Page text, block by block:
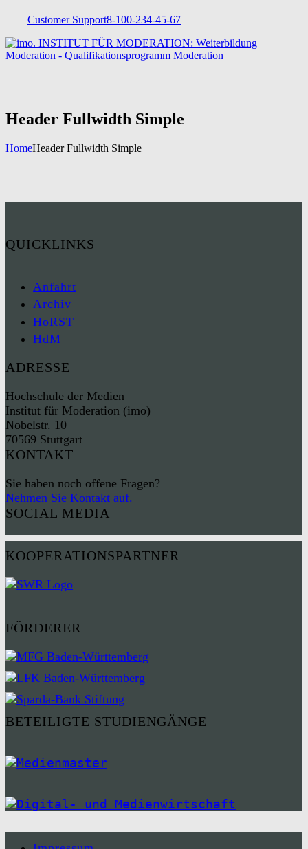
Customer Support8-100-234-45-67
Header Fullwidth Simple
HomeHeader Fullwidth Simple
QUICKLINKS
Anfahrt
Archiv
HoRST
HdM
ADRESSE
Hochschule der Medien
Institut für Moderation (imo)
Nobelstr. 10
70569 Stuttgart
KONTAKT
Sie haben noch offene Fragen?
Nehmen Sie Kontakt auf.
SOCIAL MEDIA
KOOPERATIONSPARTNER
FÖRDERER
BETEILIGTE STUDIENGÄNGE